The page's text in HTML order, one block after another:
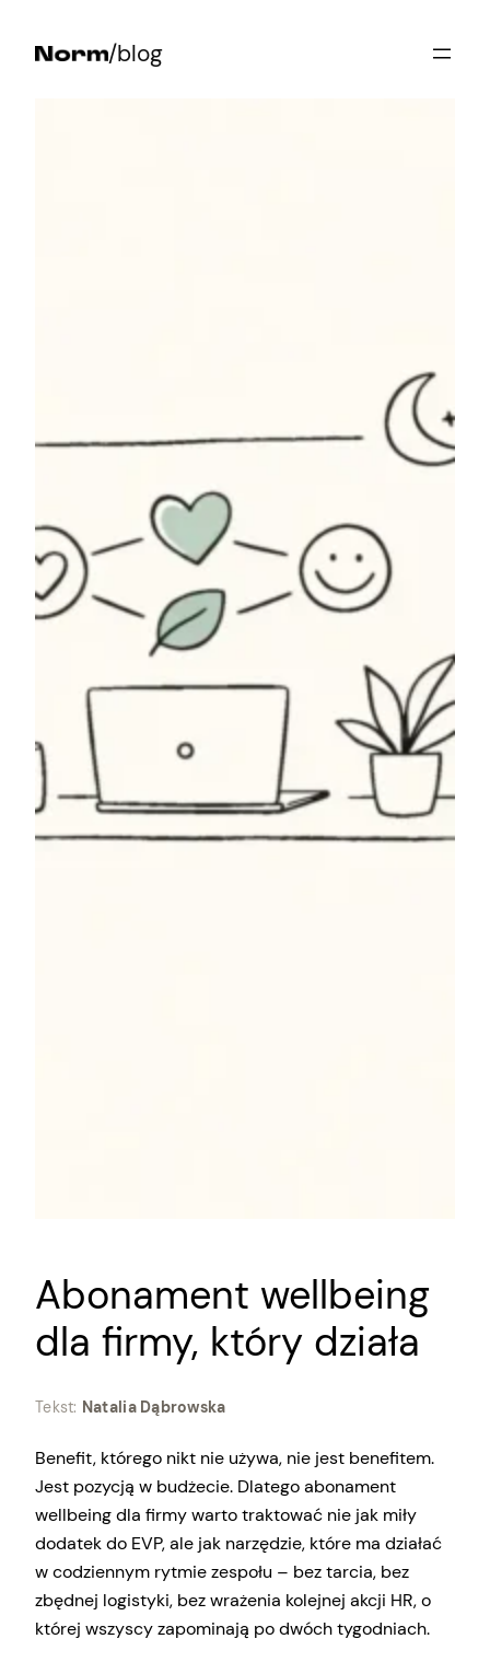
/blog
Abonament wellbeing
dla firmy, który działa
Tekst: Natalia Dąbrowska
Benefit, którego nikt nie używa, nie jest benefitem.
Jest pozycją w budżecie. Dlatego abonament
wellbeing dla firmy warto traktować nie jak miły
dodatek do EVP, ale jak narzędzie, które ma działać
w codziennym rytmie zespołu – bez tarcia, bez
zbędnej logistyki, bez wrażenia kolejnej akcji HR, o
której wszyscy zapominają po dwóch tygodniach.